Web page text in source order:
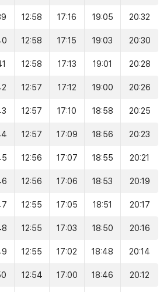
12:58 17:16 19:05 20:32
12:58 17:15 19:03 20:30
12:58 17:13 19:01 20:28
12:57 17:12 19:00 20:26
12:57 17:10 18:58 20:25
12:57 17:09 18:56 20:23
12:56 17:07 18:55 20:21
12:56 17:06 18:53 20:19
12:55 17:05 18:51 20:17
12:55 17:03 18:50 20:16
12:55 17:02 18:48 20:14
12:54 17:00 18:46 20:12